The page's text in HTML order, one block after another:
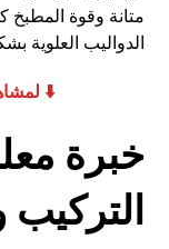
متانة وقوة المطبخ
الدواليب العلوية
⬇️
خبرة
التركيب